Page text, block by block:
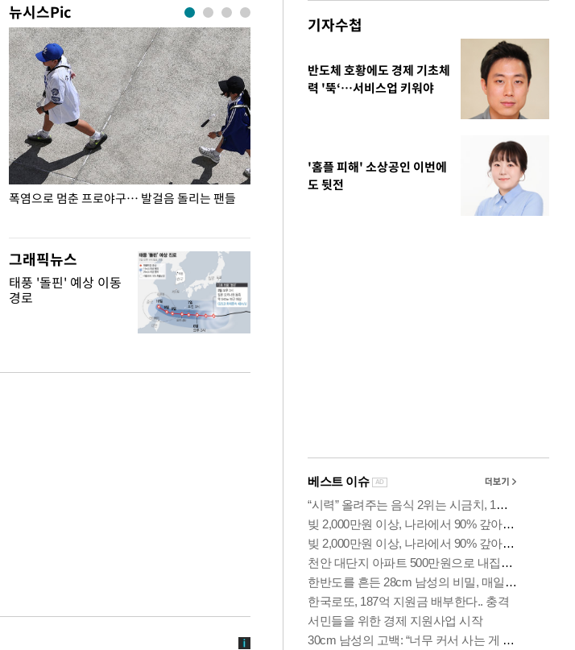
뉴시스Pic
폭염으로 멈춘 프로야구… 발걸음 돌리는 팬들
이 대통령, '청년 대책 속도 높여야…폭염 문제도 입추 코앞인데
그래픽뉴스
태풍 '돌핀' 예상 이동
경로
기자수첩
반도체 호황에도 경제 기초체
력 '뚝‘…서비스업 키워야
'홈플 피해' 소상공인 이번에
도 뒷전